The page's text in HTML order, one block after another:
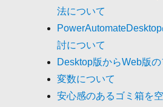
法について
討について
Desktop版からWeb版
変数について
安心感のあるゴミ箱を